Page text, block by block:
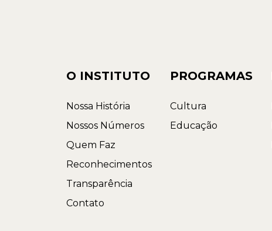
O INSTITUTO
Nossa História
Nossos Números
Quem Faz
Reconhecimentos
Transparência
Contato
PROGRAMAS
Cultura
Educação